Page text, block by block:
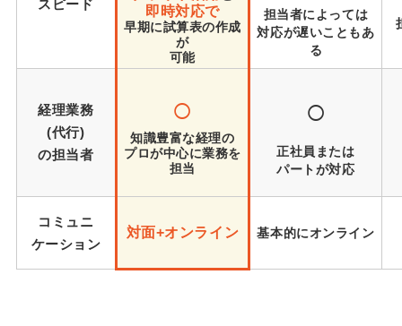
スピード 即時対応で
早期に試算表の作成
が
可能
担当者によっては
対応が遅いこともあ
る
経理業務
(代行)
の担当者
○
知識豊富な経理の
プロが中心に業務を
担当
○
正社員または
パートが対応
コミュニ
ケーション
対面+オンライン 基本的にオンライン